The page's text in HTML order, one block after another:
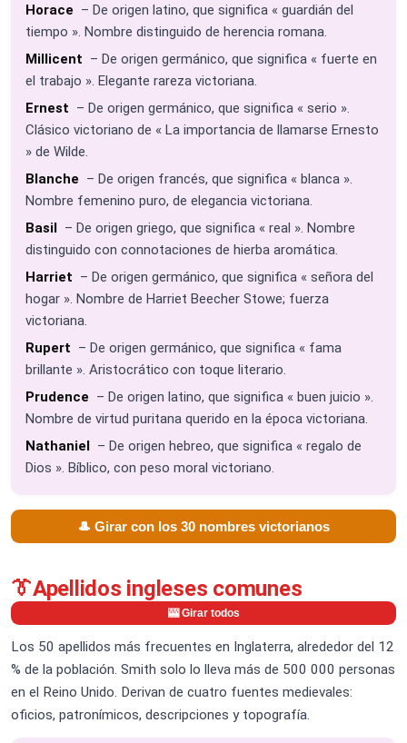
Horace – De origen latino, que significa « guardián del
tiempo ». Nombre distinguido de herencia romana.
Millicent – De origen germánico, que significa « fuerte en
el trabajo ». Elegante rareza victoriana.
Ernest – De origen germánico, que significa « serio ».
Clásico victoriano de « La importancia de llamarse Ernesto
» de Wilde.
Blanche – De origen francés, que significa « blanca ».
Nombre femenino puro, de elegancia victoriana.
Basil – De origen griego, que significa « real ». Nombre
distinguido con connotaciones de hierba aromática.
Harriet – De origen germánico, que significa « señora del
hogar ». Nombre de Harriet Beecher Stowe; fuerza
victoriana.
Rupert – De origen germánico, que significa « fama
brillante ». Aristocrático con toque literario.
Prudence – De origen latino, que significa « buen juicio ».
Nombre de virtud puritana querido en la época victoriana.
Nathaniel – De origen hebreo, que significa « regalo de
Dios ». Bíblico, con peso moral victoriano.
🎩 Girar con los 30 nombres victorianos
👔Apellidos ingleses comunes
🎰 Girar todos
Los 50 apellidos más frecuentes en Inglaterra, alrededor del 12
% de la población. Smith solo lo lleva más de 500 000 personas
en el Reino Unido. Derivan de cuatro fuentes medievales:
oficios, patronímicos, descripciones y topografía.